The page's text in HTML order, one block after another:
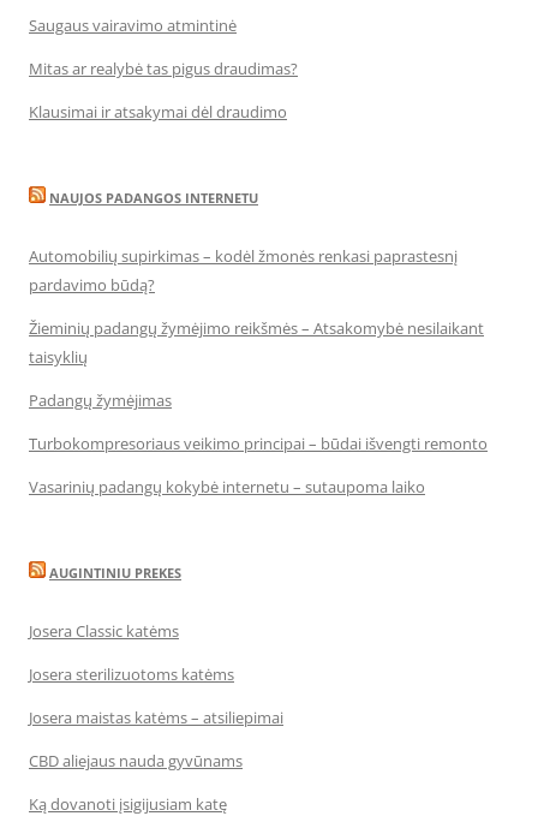
Saugaus vairavimo atmintinė
Mitas ar realybė tas pigus draudimas?
Klausimai ir atsakymai dėl draudimo
NAUJOS PADANGOS INTERNETU
Automobilių supirkimas – kodėl žmonės renkasi paprastesnį
pardavimo būdą?
Žieminių padangų žymėjimo reikšmės – Atsakomybė nesilaikant
taisyklių
Padangų žymėjimas
Turbokompresoriaus veikimo principai – būdai išvengti remonto
Vasarinių padangų kokybė internetu – sutaupoma laiko
AUGINTINIU PREKES
Josera Classic katėms
Josera sterilizuotoms katėms
Josera maistas katėms – atsiliepimai
CBD aliejaus nauda gyvūnams
Ką dovanoti įsigijusiam katę